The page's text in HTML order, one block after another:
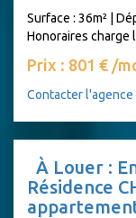
Surface : 36m² |
Honoraires charge
Prix : 801 € /
Contacter l'agence
À Louer :
Résidence